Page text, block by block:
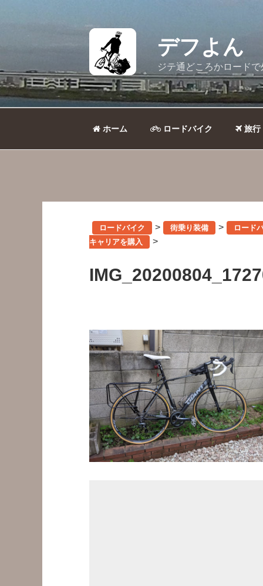
へ
ス
キ
デフよん
ジテ通どころかロードで
ホーム ロードバイク 旅行
ロードバイク > 街乗り装備 >
ロード
キャリアを購入
>